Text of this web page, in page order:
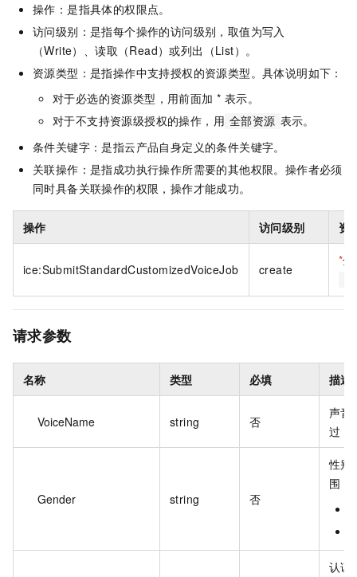
操作：是指具体的权限点。
访问级别：是指每个操作的访问级别，取值为写入
（Write）、读取（Read）或列出（List）。
资源类型：是指操作中支持授权的资源类型。具体说明如下：
对于必选的资源类型，用前面加 * 表示。
对于不支持资源级授权的操作，用 全部资源 表示。
条件关键字：是指云产品自身定义的条件关键字。
关联操作：是指成功执行操作所需要的其他权限。操作者必须
同时具备关联操作的权限，操作才能成功。
操作 访问级别 资
ice:SubmitStandardCustomizedVoiceJob create
*
请求参数
名称 类型 必填 描述
VoiceName string 否
声音
过
Gender string 否
性别
围：
认证